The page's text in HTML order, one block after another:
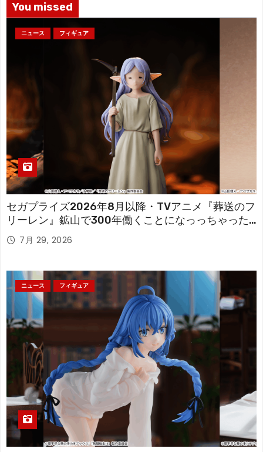
You missed
ニュース フィギュア
セガプライズ2026年8月以降・TVアニメ『葬送のフ
リーレン』鉱山で300年働くことになっっちゃった
「フリーレン」を立体化！
7月 29, 2026
ニュース フィギュア